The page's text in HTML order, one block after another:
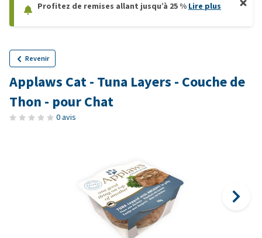
Profitez de remises allant jusqu’à 25 % Lire plus
Revenir
Applaws Cat - Tuna Layers - Couche de
Thon - pour Chat
0 avis